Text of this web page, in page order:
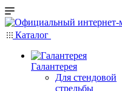
Каталог
Галантерея
Для стендовой
стрельбы